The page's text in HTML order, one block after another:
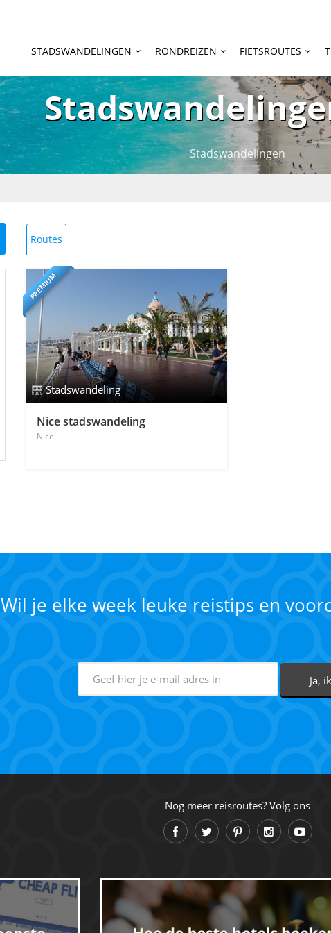
STADSWANDELINGEN RONDREIZEN FIETSROUTES
Stadswandelingen
Routes
PREMIUM
Stadswandeling
Nice stadswandeling
Nice
Wil je elke week leuke reistips en
Nog meer reisroutes? Volg ons